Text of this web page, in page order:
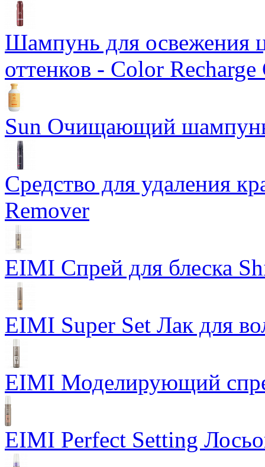
Шампунь для освежения
оттенков - Color
Sun Очищающий
Средство для удаления
Remover
EIMI Спрей для блеска
EIMI Super Set Лак для
EIMI Моделирующий
EIMI Perfect Setting